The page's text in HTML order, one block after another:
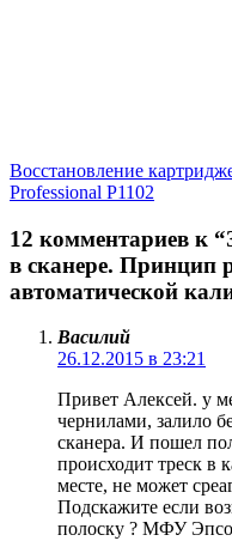
Восстановление
Professional P1102
12 комментариев к
в сканере. Принцип
автоматической
Василий
26.12.2015 в 23:21
Привет Алексей. у
чернилами, залило
сканера. И пошел
происходит треск в
месте, не может
Подскажите если
полоску ? МФУ